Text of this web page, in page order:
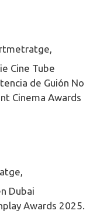
Cine Tube
de Guión No
Cinema Awards
Dubai
Awards 2025.